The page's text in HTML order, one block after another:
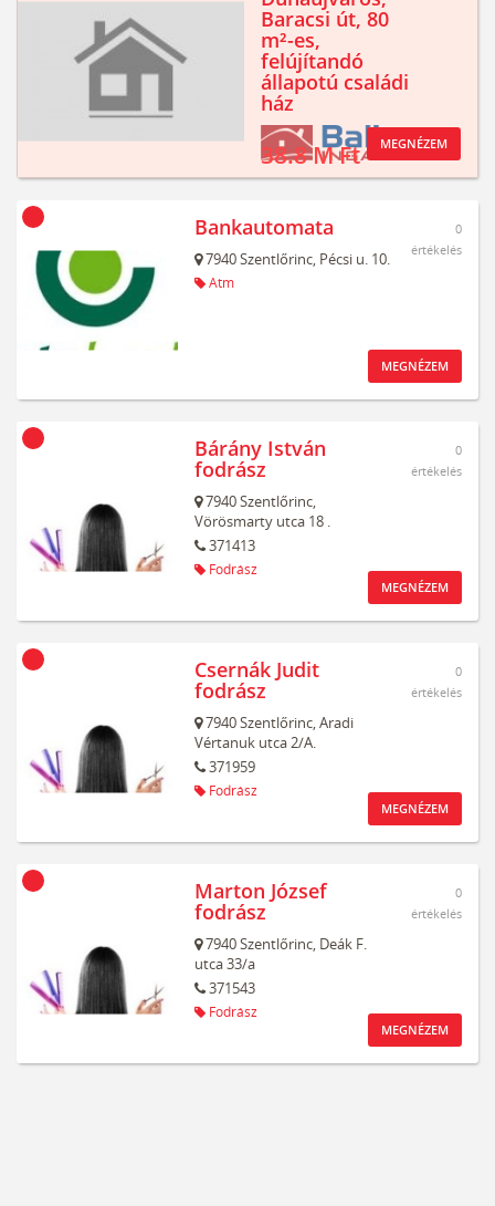
Baracsi út, 80
m²-es,
felújítandó
állapotú családi
ház
38.8 M Ft MEGNÉZEM
Bankautomata
7940Szentlőrinc, Pécsi u. 10.
Atm
0
értékelés
MEGNÉZEM
Bárány István
fodrász
7940Szentlőrinc,
Vörösmarty utca 18 .
371413
Fodrász
0
értékelés
MEGNÉZEM
Csernák Judit
fodrász
7940Szentlőrinc,Aradi
Vértanuk utca 2/A.
371959
Fodrász
0
értékelés
MEGNÉZEM
Marton József
fodrász
7940Szentlőrinc, Deák F.
utca 33/a
371543
Fodrász
0
értékelés
MEGNÉZEM